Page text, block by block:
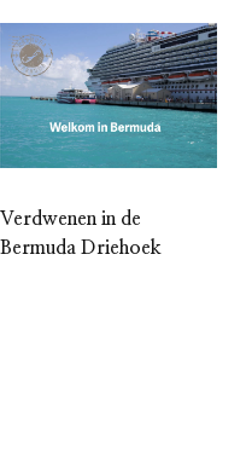
Verdwenen in de
Bermuda Driehoek